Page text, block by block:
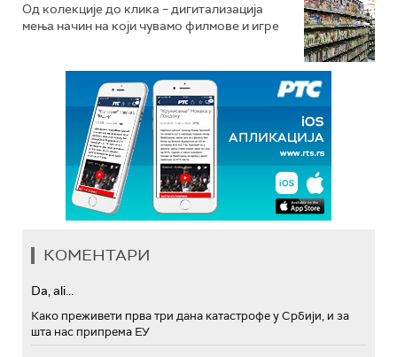
Од колекције до клика – дигитализација
мења начин на који чувамо филмове и игре
КОМЕНТАРИ
Da, ali...
Како преживети прва три дана катастрофе у Србији, и за
шта нас припрема ЕУ